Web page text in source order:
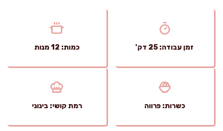
זמן עבודה: 25 דק' כמות: 12 מנות
כשרות: פרווה רמת קושי: בינוני